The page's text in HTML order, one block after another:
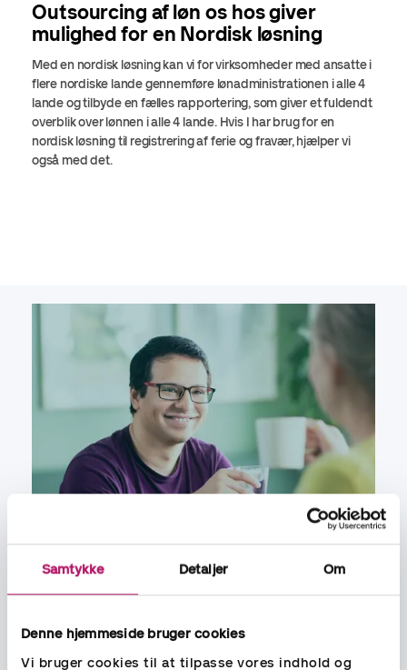
Samtykke Detaljer Om
Denne hjemmeside bruger cookies
Vi bruger cookies til at tilpasse vores indhold og
Outsourcing af løn os hos giver
mulighed for en Nordisk løsning
Med en nordisk løsning kan vi for virksomheder med ansatte i
flere nordiske lande gennemføre lønadministrationen i alle 4
lande og tilbyde en fælles rapportering, som giver et fuldendt
overblik over lønnen i alle 4 lande. Hvis I har brug for en
nordisk løsning til registrering af ferie og fravær, hjælper vi
også med det.